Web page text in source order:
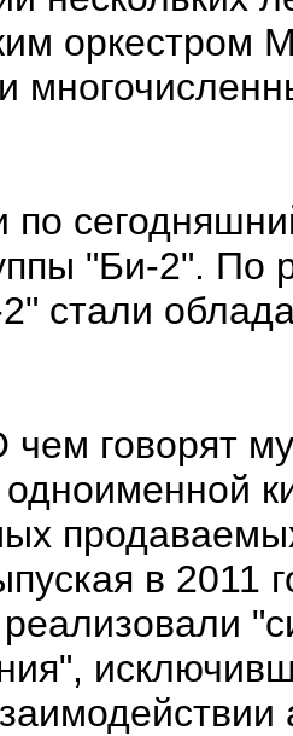
оркестром
по
"Би-2". По
стали
чем говорят
одноименной
в 2011